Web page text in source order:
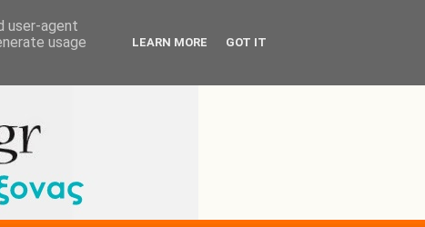
user-agent
usage
LEARN MORE GOT IT